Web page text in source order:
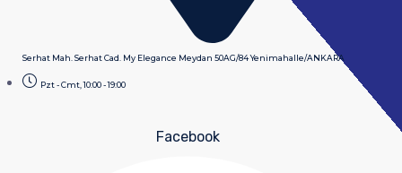
Serhat Mah. Serhat Cad. My Elegance Meydan 50AG/84 Yenimahalle/ANKARA
Pzt - Cmt, 10:00 - 19:00
Facebook